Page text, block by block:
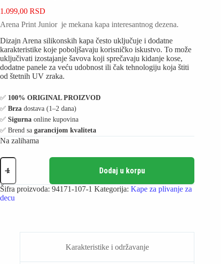
1.099,00 RSD
Arena Print Junior je mekana kapa interesantnog dezena.
Dizajn Arena silikonskih kapa često uključuje i dodatne
karakteristike koje poboljšavaju korisničko iskustvo. To može
uključivati izostajanje šavova koji sprečavaju kidanje kose,
dodatne panele za veću udobnost ili čak tehnologiju koja štiti
od štetnih UV zraka.
✅️ 100% ORIGINAL PROIZVOD
✅️ Brza dostava (1–2 dana)
✅️ Sigurna online kupovina
✅️ Brend sa garancijom kvaliteta
Na zalihama
Arena
Kapica
plivanje
za
decu
Dodaj u korpu
Šifra proizvoda: 94171-107-1 Kategorija: Kape za plivanje za
decu
Karakteristike i održavanje